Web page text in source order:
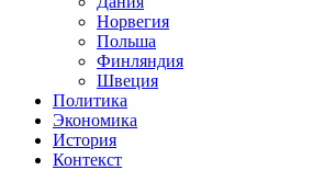
Норвегия
Польша
Финляндия
Швеция
Политика
Экономика
История
Контекст